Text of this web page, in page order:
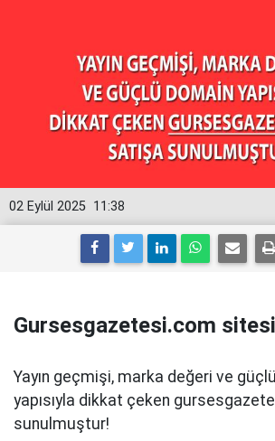
11:38
02 Eylül 2025
Gursesgazetesi.com sitesi
Yayın geçmişi, marka değeri ve
yapısıyla dikkat çeken
sunulmuştur!